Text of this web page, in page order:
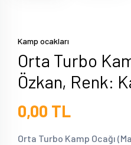
Kamp ocakları
Orta Turbo
Özkan, Renk:
0,00 TL
Orta Turbo Kamp Ocağı